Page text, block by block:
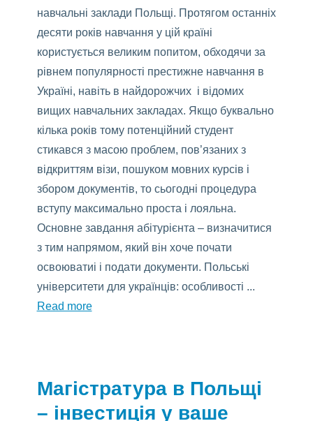
навчальні заклади Польщі. Протягом останніх
десяти років навчання у цій країні
користується великим попитом, обходячи за
рівнем популярності престижне навчання в
Україні, навіть в найдорожчих і відомих
вищих навчальних закладах. Якщо буквально
кілька років тому потенційний студент
стикався з масою проблем, пов’язаних з
відкриттям візи, пошуком мовних курсів і
збором документів, то сьогодні процедура
вступу максимально проста і лояльна.
Основне завдання абітурієнта – визначитися
з тим напрямом, який він хоче почати
освоюватиі і подати документи. Польські
університети для українців: особливості ...
Read more
Магістратура в Польщі
– інвестиція у ваше